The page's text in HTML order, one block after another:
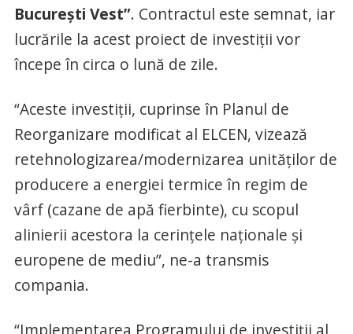
București Vest”. Contractul este semnat, iar
lucrările la acest proiect de investiții vor
începe în circa o lună de zile.
“Aceste investiții, cuprinse în Planul de
Reorganizare modificat al ELCEN, vizează
retehnologizarea/modernizarea unităților de
producere a energiei termice în regim de
vârf (cazane de apă fierbinte), cu scopul
alinierii acestora la cerințele naționale și
europene de mediu”, ne-a transmis
compania.
“Implementarea Programului de investiții al